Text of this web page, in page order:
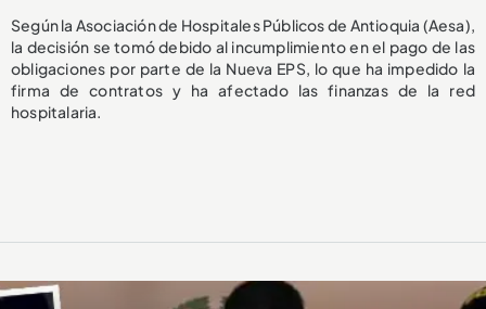
Según la Asociación de Hospitales Públicos de Antioquia (Aesa),
la decisión se tomó debido al incumplimiento en el pago de las
obligaciones por parte de la Nueva EPS, lo que ha impedido la
firma de contratos y ha afectado las finanzas de la red
hospitalaria.